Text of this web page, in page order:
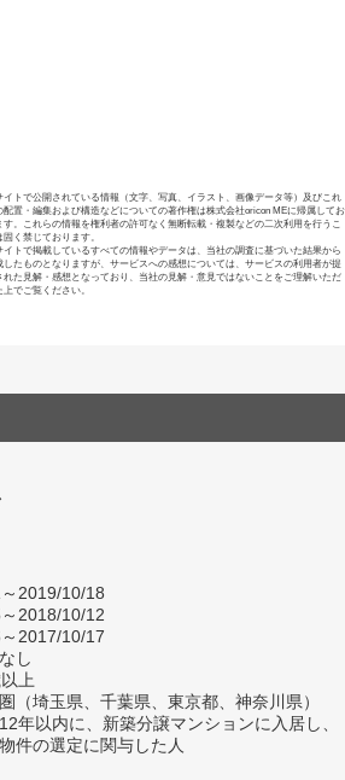
イトで公開されている情報（文字、写真、イラスト、画像データ等）及びこれ
配置・編集および構造などについての著作権は株式会社oricon MEに帰属してお
す。これらの情報を権利者の許可なく無断転載・複製などの二次利用を行うこ
固く禁じております。
イトで掲載しているすべての情報やデータは、当社の調査に基づいた結果から
したものとなりますが、サービスへの感想については、サービスの利用者が提
れた見解・感想となっており、当社の見解・意見ではないことをご理解いただ
上でご覧ください。
2019/10/18
2018/10/12
2017/10/17
し
上
（埼玉県、千葉県、東京都、神奈川県）
年以内に、新築分譲マンションに入居し、
件の選定に関与した人